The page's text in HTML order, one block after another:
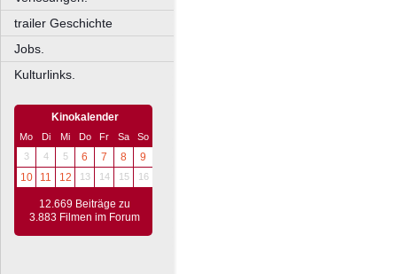
trailer Geschichte
Jobs.
Kulturlinks.
Kinokalender
Mo Di Mi Do Fr Sa
So
3
4 5 6 7 8
9
10
11 12 13 14 15 16
12.669 Beiträge zu
3.883 Filmen im Forum